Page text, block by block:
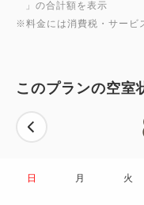
」の合計額を表示
※料金には消費税・サービ
このプランの空室
日 月 火